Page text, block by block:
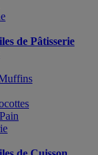
de Pâtisserie